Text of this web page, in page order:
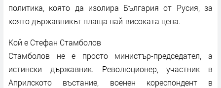
политика, която да изолира България от Русия, за
която държавникът плаща най-високата цена.
Кой е Стефан Стамболов
Стамболов не е просто министър-председател, а
истински държавник. Революционер, участник в
Априлското въстание, военен кореспондент в